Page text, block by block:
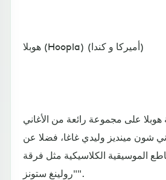
هوبلا (Hoopla) (أميركا و كندا)
على مجموعة رائعة من الأغاني
شون مينديز وليدي غاغا، فضلا عن
الموسيقية الكلاسيكية مثل فرقة
"رولينغ ستونز".